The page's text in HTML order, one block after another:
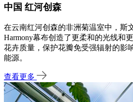
中国 红河创森
在云南红河创森的非洲菊温室中，斯
Harmony幕布创造了更柔和的光线
花卉质量，保护花瓣免受强辐射的影
能源。
查看更多